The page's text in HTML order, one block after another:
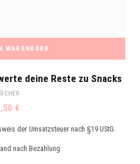
WARENKORB
deine Reste zu Snacks
€
der Umsatzsteuer nach §19 UStG.
nach Bezahlung